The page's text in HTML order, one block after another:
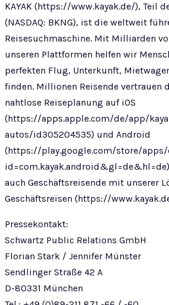
KAYAK (https://www.kayak.de/), Teil
(NASDAQ: BKNG), ist die weltweit
Reisesuchmaschine. Mit Milliarden
unseren Plattformen helfen wir
perfekten Flug, Unterkunft,
finden. Millionen Reisende vertrauen
nahtlose Reiseplanung auf iOS
(https://apps.apple.com/de/app/
autos/id305204535) und Android
(https://play.google.com/store/
auch Geschäftsreisende mit unserer
Geschäftsreisen (https://
Pressekontakt:
Schwartz Public Relations GmbH
Florian Stark / Jennifer Münster
Sendlinger Straße 42 A
D-80331 München